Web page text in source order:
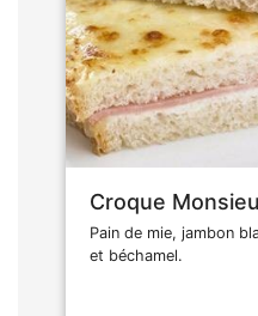
Croque
Pain de mie, jambon
et béchamel.